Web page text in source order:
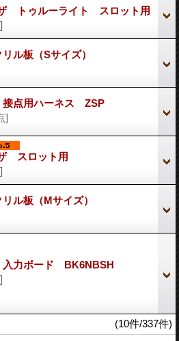
トゥルーライト スロット用
ル板（Sサイズ）
点用ハーネス ZSP
]
スロット用
ル板（Mサイズ）
力ボード BK6NBSH
(10件/337件)